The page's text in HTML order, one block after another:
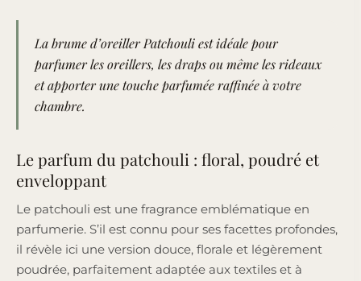
La brume d’oreiller Patchouli est idéale pour
parfumer les oreillers, les draps ou même les rideaux
et apporter une touche parfumée raffinée à votre
chambre.
Le parfum du patchouli : floral, poudré et
enveloppant
Le patchouli est une fragrance emblématique en
parfumerie. S’il est connu pour ses facettes profondes,
il révèle ici une version douce, florale et légèrement
poudrée, parfaitement adaptée aux textiles et à